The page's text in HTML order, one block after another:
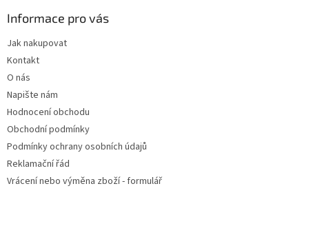
Informace pro vás
Jak nakupovat
Kontakt
O nás
Napište nám
Hodnocení obchodu
Obchodní podmínky
Podmínky ochrany osobních údajů
Reklamační řád
Vrácení nebo výměna zboží - formulář